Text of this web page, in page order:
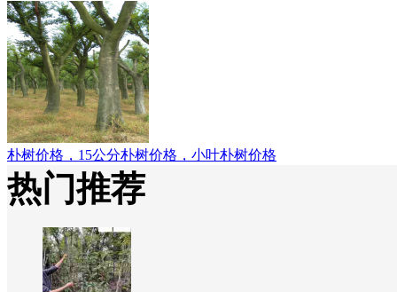
朴树价格，15公分朴树价格，小叶朴树价格
热门推荐